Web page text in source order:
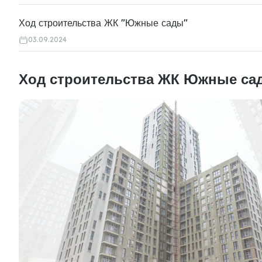
Ход строительства ЖК "Южные сады"
03.09.2024
Ход строительства ЖК Южные